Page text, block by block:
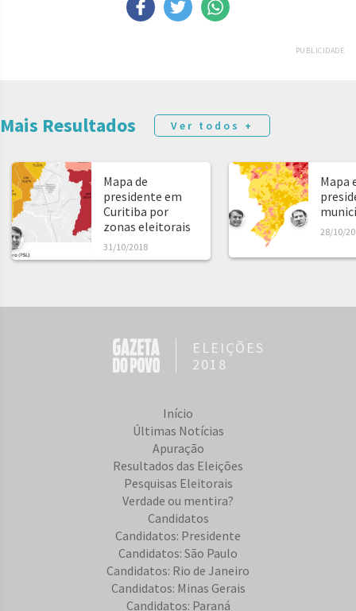
PUBLICIDADE
Mais Resultados Ver todos +
Mapa de
presidente em
Curitiba por
zonas eleitorais
31/10/2018
Mapa
28/10/
ELEIÇÕES
2018
Início
Últimas Notícias
Apuração
Resultados das Eleições
Pesquisas Eleitorais
Verdade ou mentira?
Candidatos
Candidatos: Presidente
Candidatos: São Paulo
Candidatos: Rio de Janeiro
Candidatos: Minas Gerais
Candidatos: Paraná